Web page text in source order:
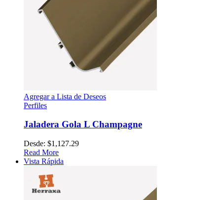
Agregar a Lista de Deseos
Perfiles
Jaladera Gola L Champagne
Desde: $1,127.29
Read More
Vista Rápida